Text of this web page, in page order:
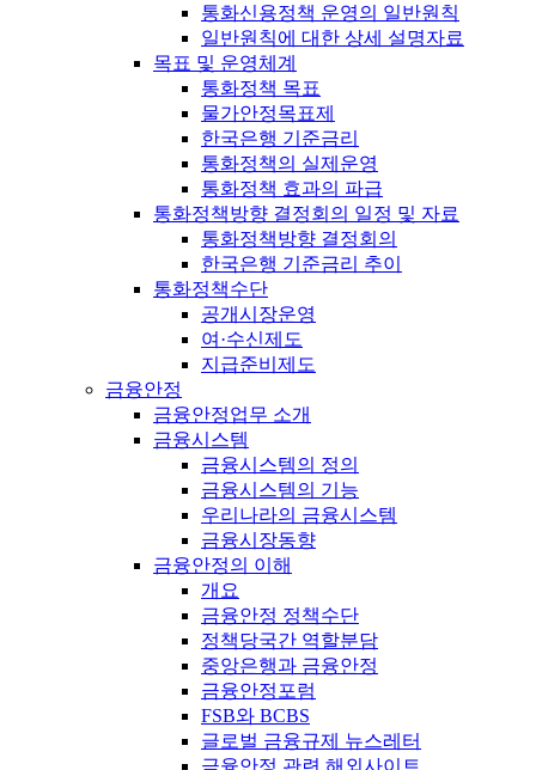
통화신용정책 운영의 일반원칙
일반원칙에 대한 상세 설명자료
목표 및 운영체계
통화정책 목표
물가안정목표제
한국은행 기준금리
통화정책의 실제운영
통화정책 효과의 파급
통화정책방향 결정회의 일정 및 자료
통화정책방향 결정회의
한국은행 기준금리 추이
통화정책수단
공개시장운영
여·수신제도
지급준비제도
금융안정
금융안정업무 소개
금융시스템
금융시스템의 정의
금융시스템의 기능
우리나라의 금융시스템
금융시장동향
금융안정의 이해
개요
금융안정 정책수단
정책당국간 역할분담
중앙은행과 금융안정
금융안정포럼
FSB와 BCBS
글로벌 금융규제 뉴스레터